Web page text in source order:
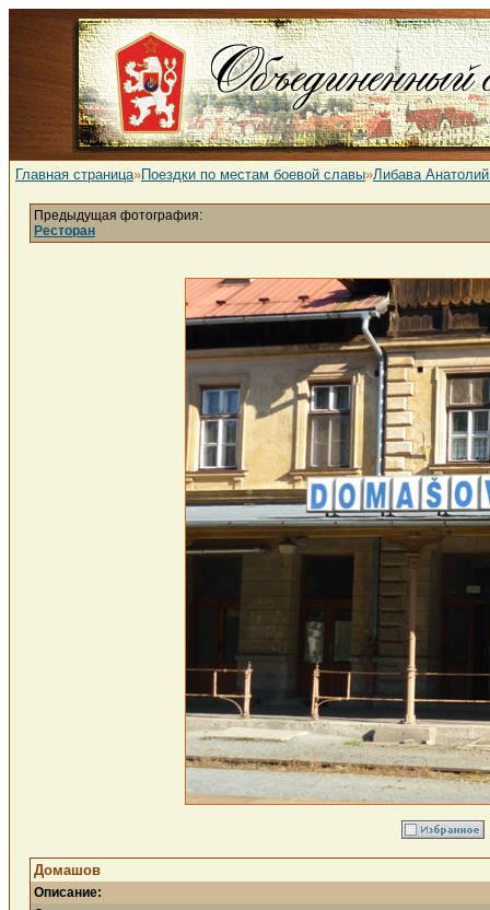
Главная страница»Поездки по местам боевой славы»Либава
Предыдущая фотография:
Ресторан
Домашов
Описание: